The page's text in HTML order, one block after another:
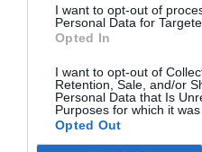
I want to opt-out of
Personal Data for
Opted In
I want to opt-out of
Retention, Sale, and/or
Personal Data that Is
Purposes for which it was
Opted Out
por Hispanidad
Artículos anteriores
DIARIO DE LA
Diario de la